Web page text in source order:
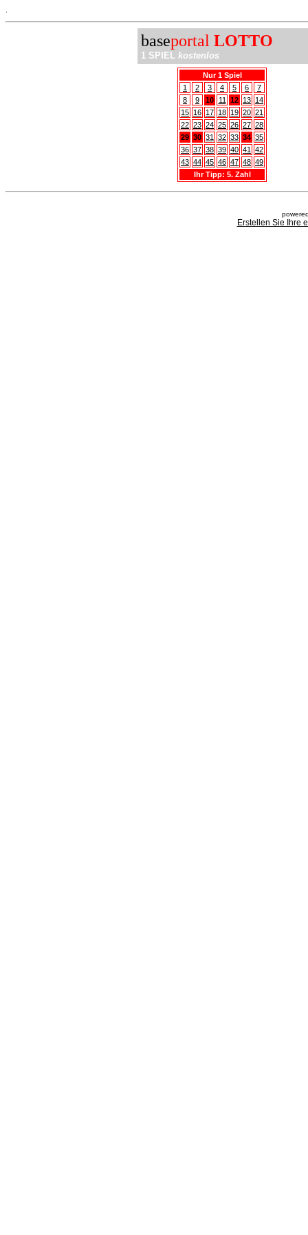
baseportal LOTTO
1 SPIEL kostenlos
Nur 1 Spiel
1
2 3 4 5 6
7
8
9 10 11 12 13 14
15 16 17 18 19 20 21
22 23 24 25 26 27 28
29 30 31 32 33 34 35
36 37 38 39 40 41
42
43 44 45 46 47 48 49
Ihr Tipp: 5. Zahl
Erstellen Sie Ihre